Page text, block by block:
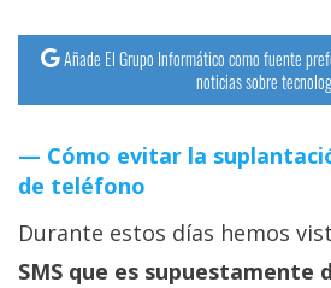
Añade El Grupo Informático como fuente
noticias sobre
Cómo evitar la
de teléfono
Durante estos días hemos
SMS que es supuestamente